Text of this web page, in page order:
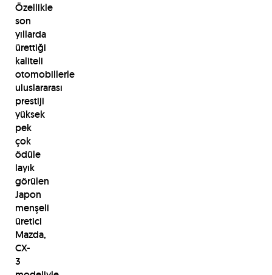
Özellikle
son
yıllarda
ürettiği
kaliteli
otomobillerle
uluslararası
prestiji
yüksek
pek
çok
ödüle
layık
görülen
Japon
menşeli
üretici
Mazda,
CX-
3